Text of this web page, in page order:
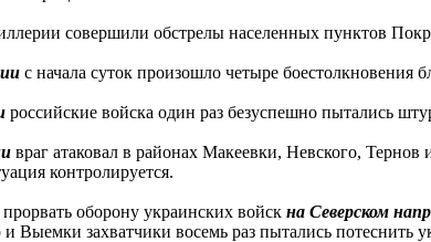
совершили обстрелы населенных пунктов
с начала суток произошло четыре боестолкновения
российские войска один раз безуспешно пытались
враг атаковал в районах Макеевки, Невского, Тернов
контролируется.
оборону украинских войск на Северском
Выемки захватчики восемь раз пытались потеснить